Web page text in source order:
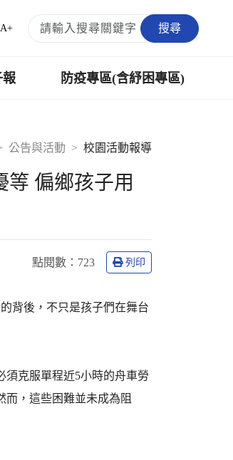
A+ 搜尋
報 防疫專區(含紓困專區)
公告與活動 校園活動報導
偏鄉孩子用
點閱數： 723 列印
背後，不只是孩子們在舞台
須克服單程近5小時的舟車勞
而，這些困難並未成為阻